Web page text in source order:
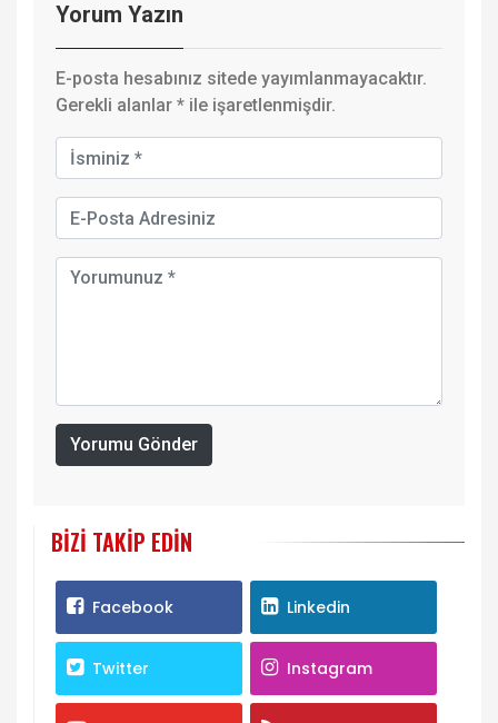
Yorum Yazın
E-posta hesabınız sitede yayımlanmayacaktır.
Gerekli alanlar * ile işaretlenmişdir.
Yorumu Gönder
BIZI TAKIP EDIN
Facebook Linkedin
Twitter Instagram